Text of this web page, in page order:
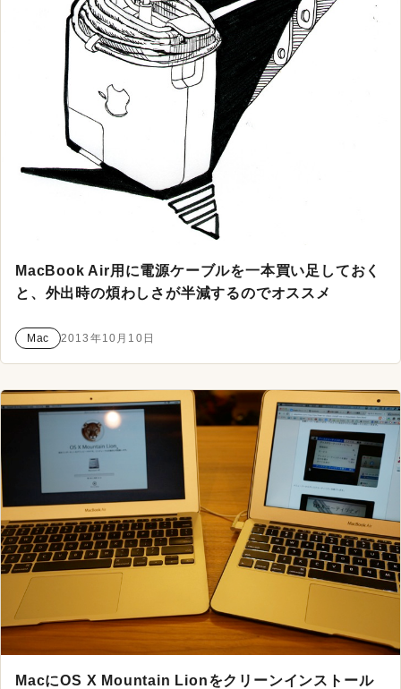
MacBook Air用に電源ケーブルを一本買い足しておく
と、外出時の煩わしさが半減するのでオススメ
Mac 2013年10月10日
MacにOS X Mountain Lionをクリーンインストール